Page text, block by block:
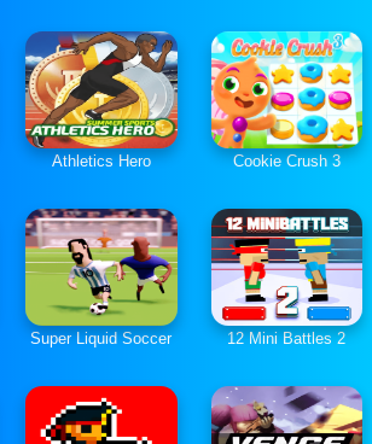
Athletics Hero Cookie Crush 3
Super Liquid Soccer 12 Mini Battles 2